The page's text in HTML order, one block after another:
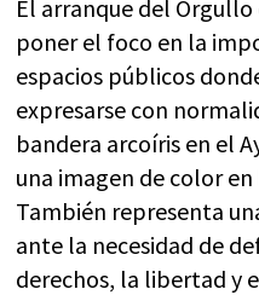
El arranque del Orgullo
poner el foco en la
espacios públicos
expresarse con
bandera arcoíris en el
una imagen de color
También representa
ante la necesidad de
derechos, la libertad y